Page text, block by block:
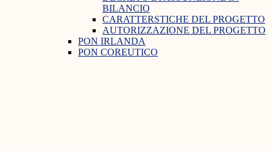
BILANCIO
CARATTERSTICHE DEL PROGETTO
AUTORIZZAZIONE DEL PROGETTO
PON IRLANDA
PON COREUTICO